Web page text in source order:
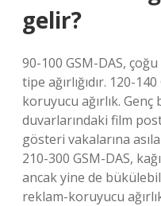
gelir?
90-100 GSM-DAS, çoğu
tipe ağırlığıdır. 120-
koruyucu ağırlık. Genç
duvarlarındaki film
gösteri vakalarına
210-300 GSM-DAS,
ancak yine de
reklam-koruyucu